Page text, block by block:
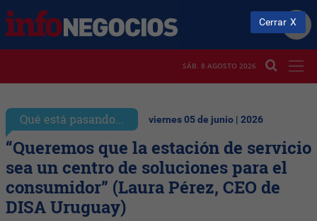
SÁB. 8 AGOSTO 2026
Qué está pasando... viernes 05 de junio | 2026
“Queremos que la estación de servicio
sea un centro de soluciones para el
consumidor” (Laura Pérez, CEO de
DISA Uruguay)
Cerrar